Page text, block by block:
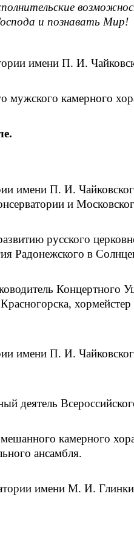
и познавать Мир!
имени П. И.
мужского камерного
имени П. И.
и
русского
Радонежского в
Концертного
имени П. И.
деятель
камерного
ансамбля.
имени М. И.